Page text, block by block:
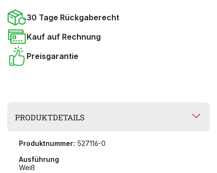
30 Tage Rückgaberecht
Kauf auf Rechnung
Preisgarantie
PRODUKTDETAILS
Produktnummer: 527116-0
Ausführung
Weiß